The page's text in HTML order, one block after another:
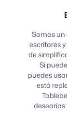
Somos un
escritores
de
Si
puedes
está
desearías